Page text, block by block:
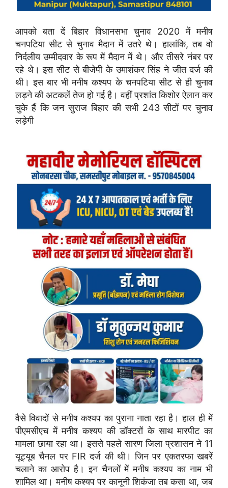
आपको बता दें बिहार विधानसभा चुनाव 2020 में मनीष
चनपटिया सीट से चुनाव मैदान में उतरे थे। हालांकि, तब वो
निर्दलीय उम्मीदवार के रूप में मैदान में थे। और तीसरे नंबर पर
रहे थे। इस सीट से बीजेपी के उमाशंकर सिंह ने जीत दर्ज की
थी। इस बार भी मनीष कश्यप के चनपटिया सीट से ही चुनाव
लड़ने की अटकलें तेज हो गई है। वहीं प्रशांत किशोर ऐलान कर
चुके हैं कि जन सुराज बिहार की सभी 243 सीटों पर चुनाव
लड़ेगी
वैसे विवादों से मनीष कश्यप का पुराना नाता रहा है। हाल ही में
पीएमसीएच में मनीष कश्यप की डॉक्टरों के साथ मारपीट का
मामला छाया रहा था। इससे पहले सारण जिला प्रशासन ने 11
यूट्यूब चैनल पर FIR दर्ज की थी। जिन पर एकतरफा खबरें
चलाने का आरोप है। इन चैनलों में मनीष कश्यप का नाम भी
शामिल था। मनीष कश्यप पर कानूनी शिकंजा तब कसा था, जब